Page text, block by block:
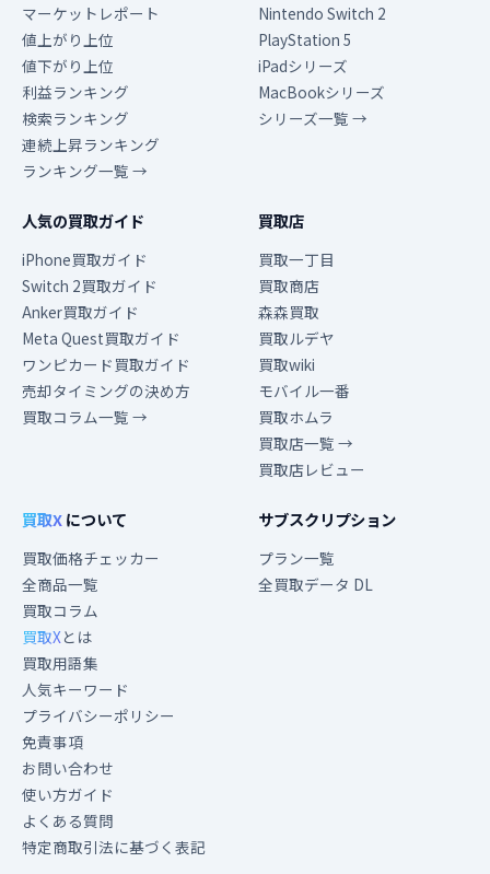
マーケットレポート
値上がり上位
値下がり上位
利益ランキング
検索ランキング
連続上昇ランキング
ランキング一覧 →
Nintendo Switch 2
PlayStation 5
iPadシリーズ
MacBookシリーズ
シリーズ一覧 →
人気の買取ガイド
iPhone買取ガイド
Switch 2買取ガイド
Anker買取ガイド
Meta Quest買取ガイド
ワンピカード買取ガイド
売却タイミングの決め方
買取コラム一覧 →
買取店
買取一丁目
買取商店
森森買取
買取ルデヤ
買取wiki
モバイル一番
買取ホムラ
買取店一覧 →
買取店レビュー
買取Xについて
買取価格チェッカー
全商品一覧
買取コラム
買取Xとは
買取用語集
人気キーワード
プライバシーポリシー
免責事項
お問い合わせ
使い方ガイド
よくある質問
特定商取引法に基づく表記
サブスクリプション
プラン一覧
全買取データ DL